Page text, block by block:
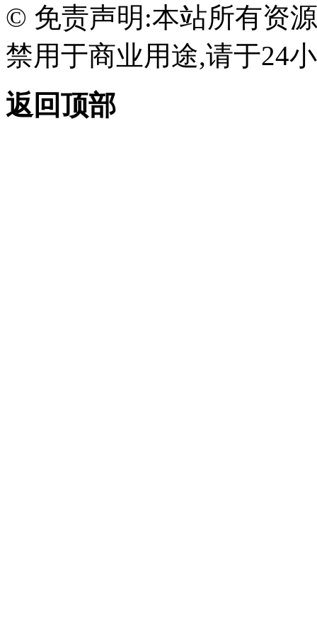
© 免责声明:本站所有资
禁用于商业用途,请于24
返回顶部